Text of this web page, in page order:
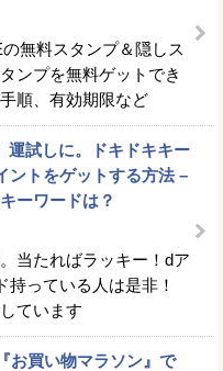
無料スタンプ＆隠しス
ンプを無料ゲットでき
順、有効期限など
運試しに。ドキドキキー
ントをゲットする方法 –
ーワードは？
当たればラッキー！dア
持っている人は是非！
ています
お買い物マラソン』で